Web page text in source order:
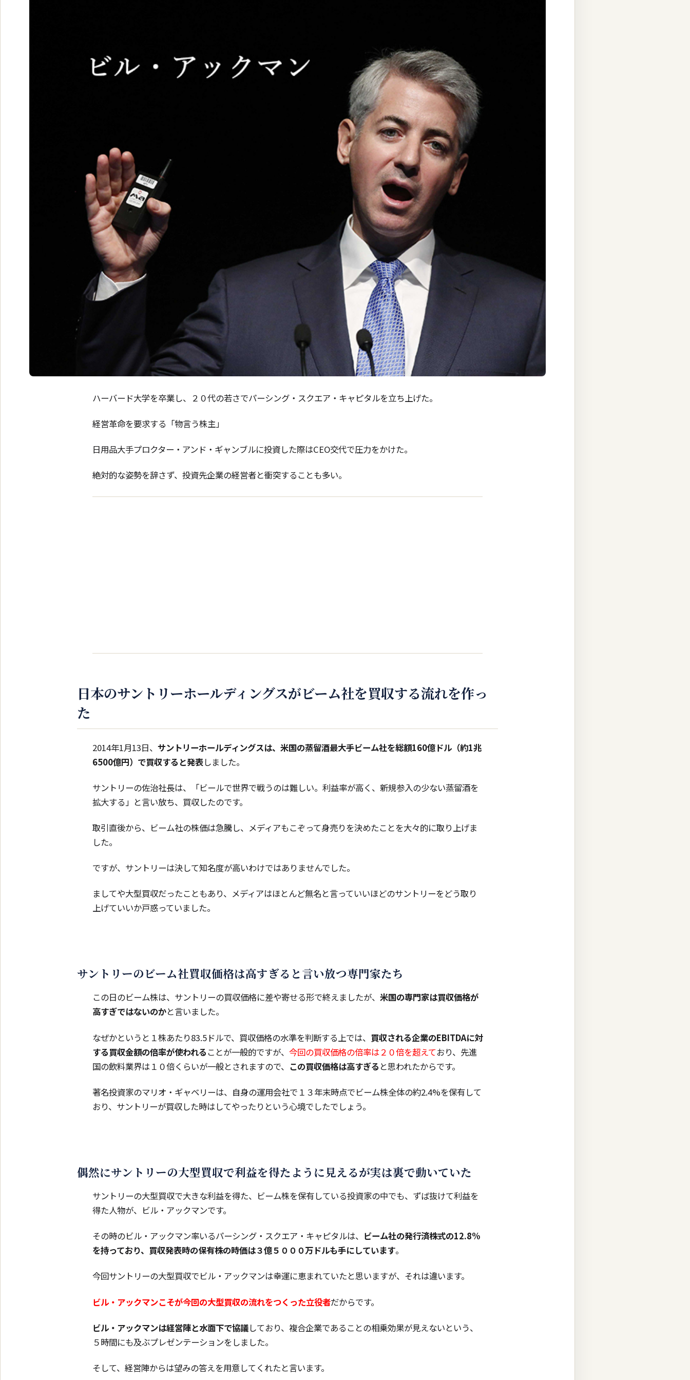
ハーバード大学を卒業し、２０代の若さでパーシング・スクエア・キャピタルを立ち上げた。
経営革命を要求する「物言う株主」
日用品大手プロクター・アンド・ギャンブルに投資した際はCEO交代で圧力をかけた。
絶対的な姿勢を辞さず、投資先企業の経営者と衝突することも多い。
日本のサントリーホールディングスがビーム社を買収する流れを作っ
た
2014年1月13日、 サントリーホールディングスは、米国の蒸留酒最大手ビーム社を総額160億ドル（約1兆
6500億円）で買収すると発表しました。
サントリーの佐治社長は、「ビールで世界で戦うのは難しい。利益率が高く、新規参入の少ない蒸留酒を
拡大する」と言い放ち、買収したのです。
取引直後から、ビーム社の株価は急騰し、メディアもこぞって身売りを決めたことを大々的に取り上げま
した。
ですが、サントリーは決して知名度が高いわけではありませんでした。
ましてや大型買収だったこともあり、メディアはほとんど無名と言っていいほどのサントリーをどう取り
上げていいか戸惑っていました。
サントリーのビーム社買収価格は高すぎると言い放つ専門家たち
この日のビーム株は、サントリーの買収価格に差や寄せる形で終えましたが、 米国の専門家は買収価格が
高すぎではないのかと言いました。
なぜかというと１株あたり83.5ドルで、買収価格の水準を判断する上では、 買収される企業のEBITDAに対
する買収金額の倍率が使われる ことが一般的ですが、 今回の買収価格の倍率は２０倍を超えており、先進
国の飲料業界は１０倍くらいが一般とされますので、 この買収価格は高すぎる と思われたからです。
著名投資家のマリオ・ギャベリーは、自身の運用会社で１３年末時点でビーム株全体の約2.4%を保有して
おり、サントリーが買収した時はしてやったりという心境でしたでしょう。
偶然にサントリーの大型買収で利益を得たように見えるが実は裏で動いていた
サントリーの大型買収で大きな利益を得た、ビーム株を保有している投資家の中でも、ずば抜けて利益を
得た人物が、ビル・アックマンです。
その時のビル・アックマン率いるパーシング・スクエア・キャピタルは、 ビーム社の発行済株式の12.8%
を持っており、買収発表時の保有株の時価は３億５０００万ドルも手にしています。
今回サントリーの大型買収でビル・アックマンは幸運に恵まれていたと思いますが、それは違います。
ビル・アックマンこそが今回の大型買収の流れをつくった立役者だからです。
ビル・アックマンは経営陣と水面下で協議しており、複合企業であることの相乗効果が見えないという、
５時間にも及ぶプレゼンテーションをしました。
そして、経営陣からは望みの答えを用意してくれたと言います。